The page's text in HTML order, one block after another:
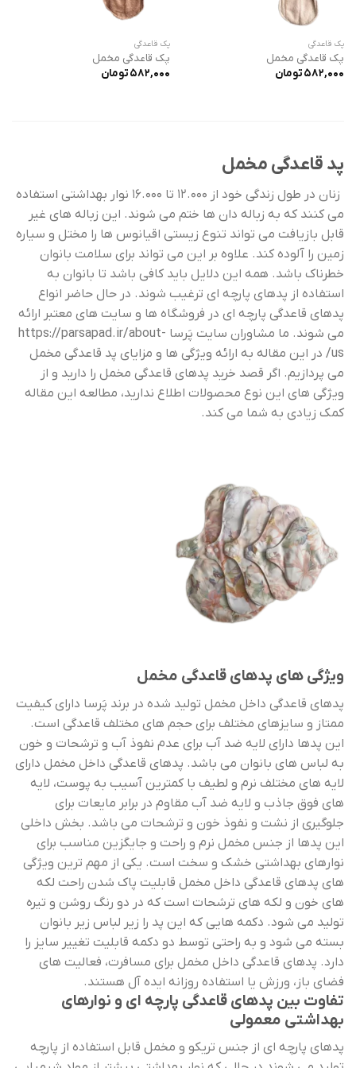
پک قاعدگی
پک قاعدگی مخمل
582,000تومان
پک قاعدگی
پک قاعدگی مخمل
582,000تومان
پد قاعدگی مخمل
زنان در طول زندگی خود از 12.000 تا 16.000 نوار بهداشتی استفاده
می کنند که به زباله دان ها ختم می شوند. این زباله های غیر
قابل بازیافت می تواند تنوع زیستی اقیانوس ها را مختل و سیاره
زمین را آلوده کند. علاوه بر این می تواند برای سلامت بانوان
خطرناک باشد. همه این دلایل باید کافی باشد تا بانوان به
استفاده از پدهای پارچه ای ترغیب شوند. در حال حاضر انواع
پدهای قاعدگی پارچه ای در فروشگاه ها و سایت های معتبر ارائه
می شوند. ما مشاوران سایت پَرسا https://parsapad.ir/about-
us/ در این مقاله به ارائه ویژگی ها و مزایای پد قاعدگی مخمل
می پردازیم. اگر قصد خرید پدهای قاعدگی مخمل را دارید و از
ویژگی های این نوع محصولات اطلاع ندارید، مطالعه این مقاله
کمک زیادی به شما می کند.
ویژگی های پدهای قاعدگی مخمل
پدهای قاعدگی داخل مخمل تولید شده در برند پَرسا دارای کیفیت
ممتاز و سایزهای مختلف برای حجم های مختلف قاعدگی است.
این پدها دارای لایه ضد آب برای عدم نفوذ آب و ترشحات و خون
به لباس های بانوان می باشد. پدهای قاعدگی داخل مخمل دارای
لایه های مختلف نرم و لطیف با کمترین آسیب به پوست، لایه
های فوق جاذب و لایه ضد آب مقاوم در برابر مایعات برای
جلوگیری از نشت و نفوذ خون و ترشحات می باشد. بخش داخلی
این پدها از جنس مخمل نرم و راحت و جایگزین مناسب برای
نوارهای بهداشتی خشک و سخت است. یکی از مهم ترین ویژگی
های پدهای قاعدگی داخل مخمل قابلیت پاک شدن راحت لکه
های خون و لکه های ترشحات است که در دو رنگ روشن و تیره
تولید می شود. دکمه‌ هایی که این پد را زیر لباس زیر بانوان
بسته می شود و به راحتی توسط دو دکمه قابلیت تغییر سایز را
دارد. پدهای قاعدگی داخل مخمل برای مسافرت، فعالیت های
فضای باز، ورزش یا استفاده روزانه ایده آل هستند.
تفاوت بین پدهای قاعدگی پارچه ای و نوارهای
بهداشتی معمولی
پدهای پارچه ای از جنس تریکو و مخمل قابل استفاده از پارچه